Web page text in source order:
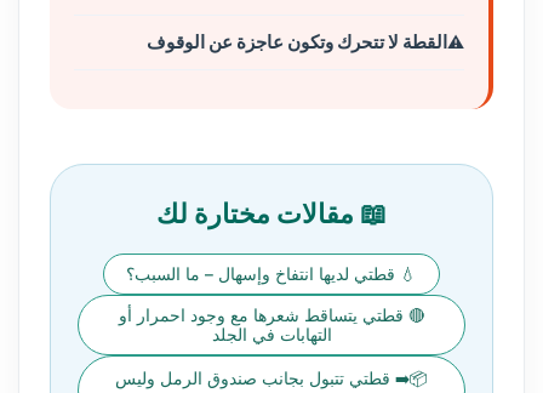
القطة لا تتحرك وتكون عاجزة عن الوقوف
📖 مقالات مختارة لك
💧 قطتي لديها انتفاخ وإسهال – ما السبب؟
🔴 قطتي يتساقط شعرها مع وجود احمرار أو
التهابات في الجلد
📦➡️ قطتي تتبول بجانب صندوق الرمل وليس